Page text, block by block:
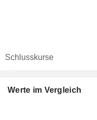
Schlusskurse
Werte im Vergleich